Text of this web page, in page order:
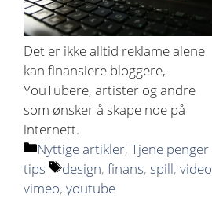
Det er ikke alltid reklame alene
kan finansiere bloggere,
YouTubere, artister og andre
som ønsker å skape noe på
internett.
Kategorier
Nyttige artikler, Tjene penger
tips
Stikkord
design, finans, spill, video
vimeo, youtube